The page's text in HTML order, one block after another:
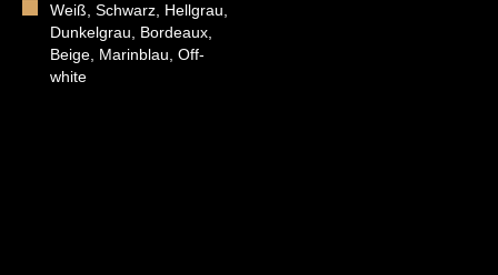
Weiß, Schwarz, Hellgrau,
Dunkelgrau, Bordeaux,
Beige, Marinblau, Off-
white